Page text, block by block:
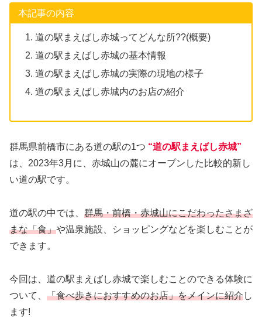
本記事の内容
道の駅まえばし赤城ってどんな所??(概要)
道の駅まえばし赤城の基本情報
道の駅まえばし赤城の実際の現地の様子
道の駅まえばし赤城内のお店の紹介
群馬県前橋市にある道の駅の1つ “道の駅まえばし赤城”
は、2023年3月に、赤城山の麓にオープンした比較的新し
い道の駅です。
道の駅の中では、 群馬・前橋・赤城山にこだわったさまざ
まな「食」や温泉施設、ショッピングなどを楽しむことが
できます。
今回は、道の駅まえばし赤城で楽しむことのできる体験に
ついて、 「食べ歩きにおすすめのお店」をメインに紹介し
ます!